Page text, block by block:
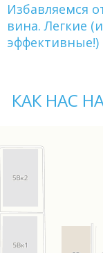
Избавляемся
вина. Легкие
эффективные!)
КАК НАС